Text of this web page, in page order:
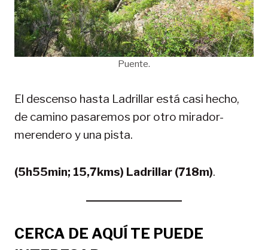
Puente.
El descenso hasta Ladrillar está casi hecho,
de camino pasaremos por otro mirador-
merendero y una pista.
(5h55min; 15,7kms) Ladrillar (718m).
CERCA DE AQUÍ TE PUEDE